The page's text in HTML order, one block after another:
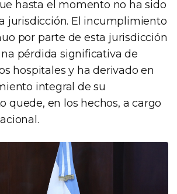
hasta el momento no ha sido
jurisdicción. El incumplimiento
por parte de esta jurisdicción
pérdida significativa de
hospitales y ha derivado en
integral de su
quede, en los hechos, a cargo